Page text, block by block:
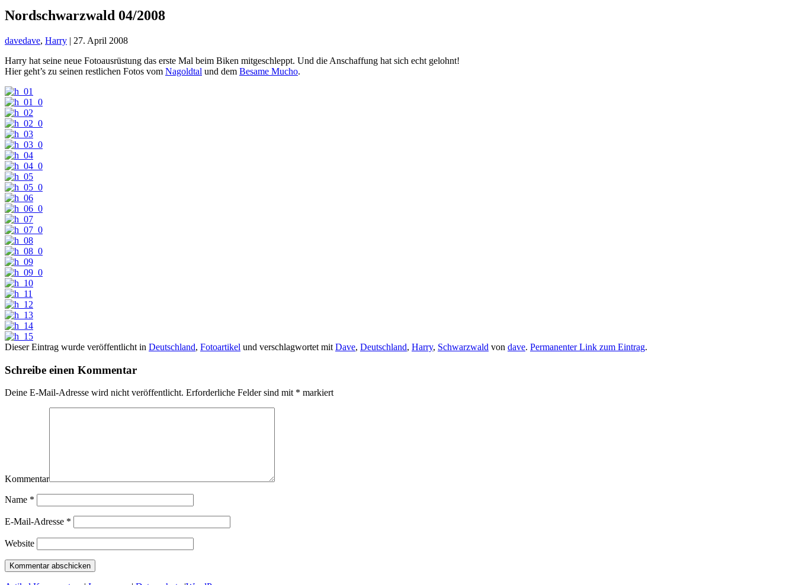
Nordschwarzwald 04/2008
davedave, Harry | 27. April 2008
Harry hat seine neue Fotoausrüstung das erste Mal beim Biken mitgeschleppt. Und die Anschaffung hat sich echt gelohnt!
Hier geht’s zu seinen restlichen Fotos vom Nagoldtal und dem Besame Mucho.
Dieser Eintrag wurde veröffentlicht in Deutschland, Fotoartikel und verschlagwortet mit Dave, Deutschland, Harry, Schwarzwald von dave. Permanenter Link zum Eintrag.
Schreibe einen Kommentar
Deine E-Mail-Adresse wird nicht veröffentlicht. Erforderliche Felder sind mit * markiert
Kommentar
Name *
E-Mail-Adresse *
Website